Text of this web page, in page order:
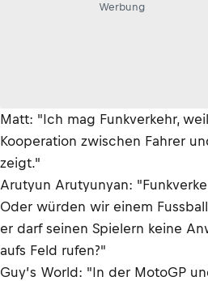
Werbung
Matt: "Ich mag Funkverkehr,
Kooperation zwischen Fahrer
zeigt."
Arutyun Arutyunyan:
Oder würden wir einem
er darf seinen Spielern keine
aufs Feld rufen?"
Guy’s World: "In der MotoGP